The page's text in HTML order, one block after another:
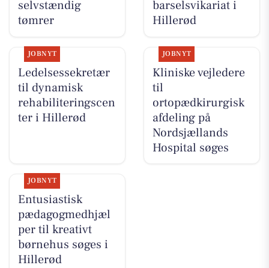
selvstændig
tømrer
barselsvikariat i
Hillerød
JOBNYT
Ledelsessekretær
til dynamisk
rehabiliteringscen
ter i Hillerød
JOBNYT
Kliniske vejledere
til
ortopædkirurgisk
afdeling på
Nordsjællands
Hospital søges
JOBNYT
Entusiastisk
pædagogmedhjæl
per til kreativt
børnehus søges i
Hillerød